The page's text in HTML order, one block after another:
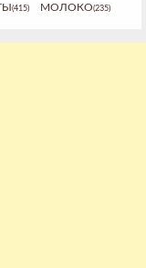
(415) МОЛОКО(235)